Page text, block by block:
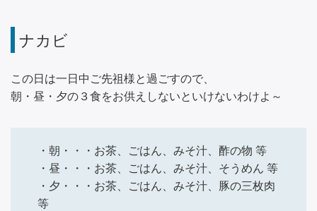
ナカビ
この日は一日中ご先祖様と過ごすので、
朝・昼・夕の３食をお供えしないといけないわけよ～
・朝・・・お茶、ごはん、みそ汁、酢の物 等
・昼・・・お茶、ごはん、みそ汁、そうめん 等
・夕・・・お茶、ごはん、みそ汁、豚の三枚肉
等